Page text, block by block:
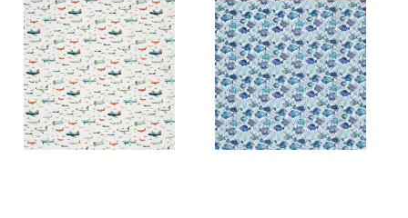
Patronen
Breien & Haken
Hobby
Workshops